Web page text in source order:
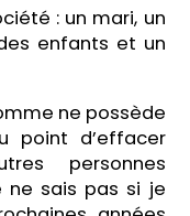
: un mari, un
enfants et un
ne possède
point d’effacer
personnes
ne sais pas si je